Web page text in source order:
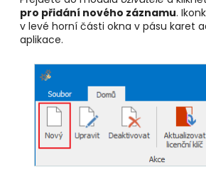
pro přidání nového záznamu.
v levé horní části okna v pásu karet
aplikace.